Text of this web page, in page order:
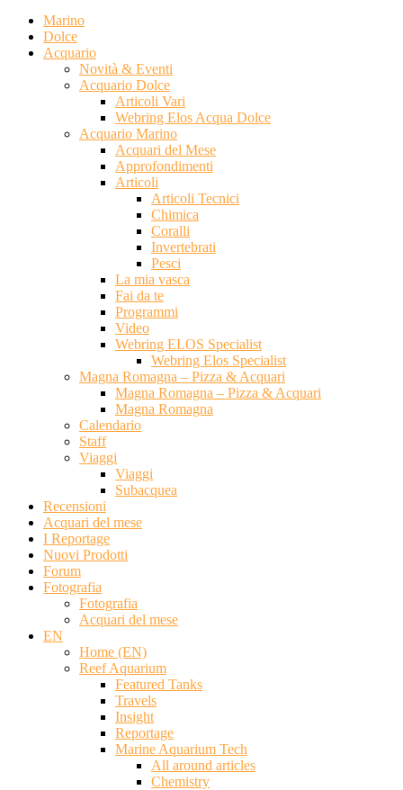
Marino
Dolce
Acquario
Novità & Eventi
Acquario Dolce
Articoli Vari
Webring Elos Acqua Dolce
Acquario Marino
Acquari del Mese
Approfondimenti
Articoli
Articoli Tecnici
Chimica
Coralli
Invertebrati
Pesci
La mia vasca
Fai da te
Programmi
Video
Webring ELOS Specialist
Webring Elos Specialist
Magna Romagna – Pizza & Acquari
Magna Romagna – Pizza & Acquari
Magna Romagna
Calendario
Staff
Viaggi
Viaggi
Subacquea
Recensioni
Acquari del mese
I Reportage
Nuovi Prodotti
Forum
Fotografia
Fotografia
Acquari del mese
EN
Home (EN)
Reef Aquarium
Featured Tanks
Travels
Insight
Reportage
Marine Aquarium Tech
All around articles
Chemistry